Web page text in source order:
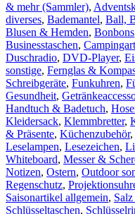
& mehr (Sammler),
diverses, Bademantel, Ball,
Blusen & Hemden, Bonbons
Businesstaschen,
Duschradio, DVD-Player,
sonstige, Fernglas &
Schreibgeräte, Funkuhren,
Gesundheit,
Handtuch & Badetuch,
Kleidersack, Klemmbretter,
& Präsente, Küchenzubehör,
Leselampen, Lesezeichen,
Whiteboard, Messer &
Notizen, Ostern, Outdoor
Regenschutz,
Saisonartikel allgemein,
Schlüsseltaschen,